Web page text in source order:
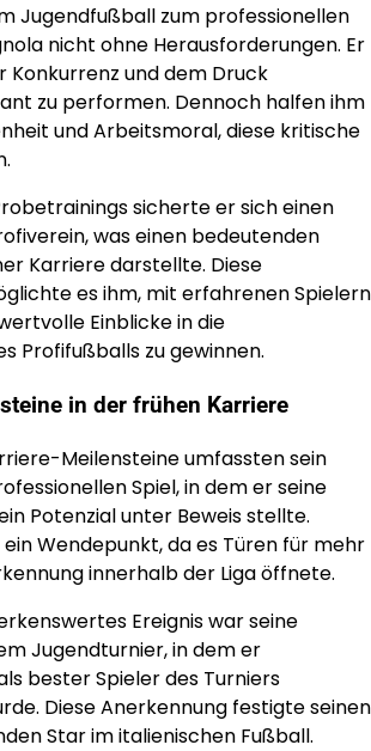
Jugendfußball zum professionellen
nicht ohne Herausforderungen. Er
Konkurrenz und dem Druck
zu performen. Dennoch halfen ihm
und Arbeitsmoral, diese kritische
sicherte er sich einen
was einen bedeutenden
Karriere darstellte. Diese
es ihm, mit erfahrenen Spielern
Einblicke in die
Profifußballs zu gewinnen.
in der frühen Karriere
Meilensteine umfassten sein
Spiel, in dem er seine
Potenzial unter Beweis stellte.
Wendepunkt, da es Türen für mehr
innerhalb der Liga öffnete.
Ereignis war seine
Jugendturnier, in dem er
bester Spieler des Turniers
Diese Anerkennung festigte seinen
Star im italienischen Fußball.